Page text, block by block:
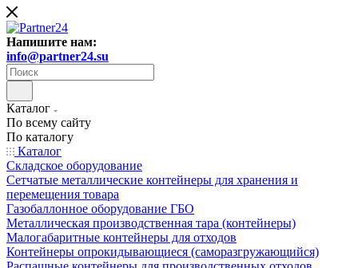
Напишите нам:
info@partner24.su
Каталог
По всему сайту
По каталогу
Каталог
Складское оборудование
Сетчатые металлические контейнеры для хранения и
перемещения товара
Газобаллонное оборудование ГБО
Металлическая производственная тара (контейнеры)
Малогабаритные контейнеры для отходов
Контейнеры опрокидывающиеся (саморазгружающийся)